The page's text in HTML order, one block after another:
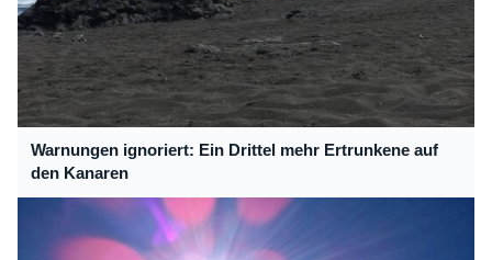
Warnungen ignoriert: Ein Drittel mehr Ertrunkene auf
den Kanaren